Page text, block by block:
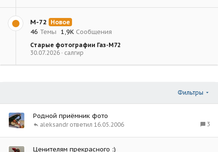
М-72 Новое
46 Темы 1,9К Сообщения
Старые фотографии Газ-М72
30.07.2026
салгир
Фильтры
Родной приёмник фото
3
16.05.2006
aleksandr
Ценителям прекрасного :)